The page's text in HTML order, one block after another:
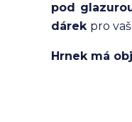
pod
dárek pro
Hrnek má